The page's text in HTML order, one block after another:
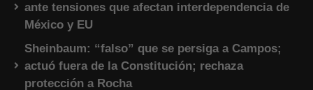
ante tensiones que afectan interdependencia de
México y EU
Sheinbaum: “falso” que se persiga a Campos;
actuó fuera de la Constitución; rechaza
protección a Rocha